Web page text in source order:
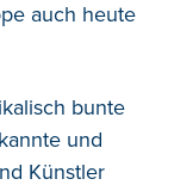
auch heute
bunte
und
Künstler